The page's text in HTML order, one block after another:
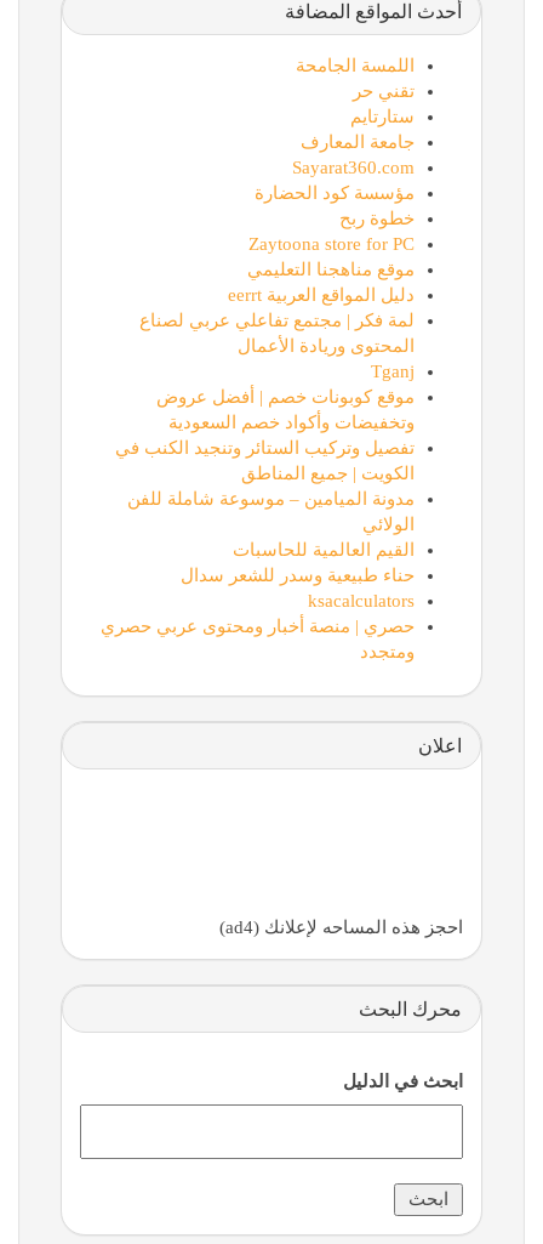
أحدث المواقع المضافة
اللمسة الجامحة
تقني حر
ستارتايم
جامعة المعارف
Sayarat360.com
مؤسسة كود الحضارة
خطوة ربح
Zaytoona store for PC
موقع مناهجنا التعليمي
دليل المواقع العربية eerrt
لمة فكر | مجتمع تفاعلي عربي لصناع
المحتوى وريادة الأعمال
Tganj
موقع كوبونات خصم | أفضل عروض
وتخفيضات وأكواد خصم السعودية
تفصيل وتركيب الستائر وتنجيد الكنب في
الكويت | جميع المناطق
مدونة الميامين – موسوعة شاملة للفن
الولائي
القيم العالمية للحاسبات
حناء طبيعية وسدر للشعر سدال
ksacalculators
حصري | منصة أخبار ومحتوى عربي حصري
ومتجدد
اعلان
احجز هذه المساحه لإعلانك (ad4)
محرك البحث
ابحث في الدليل